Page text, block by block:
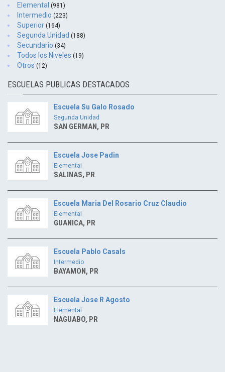
Elemental (981)
Intermedio (223)
Superior (164)
Segunda Unidad (188)
Secundario (34)
Todos los Niveles (19)
Otros (12)
ESCUELAS PUBLICAS DESTACADOS
Escuela Su Galo Rosado
Segunda Unidad
SAN GERMAN, PR
Escuela Jose Padin
Elemental
SALINAS, PR
Escuela Maria Del Rosario Cruz Claudio
Elemental
GUANICA, PR
Escuela Pablo Casals
Intermedio
BAYAMON, PR
Escuela Jose R Agosto
Elemental
NAGUABO, PR